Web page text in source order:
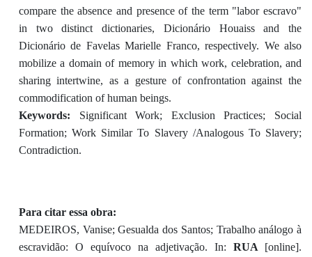
compare the absence and presence of the term "labor escravo"
in two distinct dictionaries, Dicionário Houaiss and the
Dicionário de Favelas Marielle Franco, respectively. We also
mobilize a domain of memory in which work, celebration, and
sharing intertwine, as a gesture of confrontation against the
commodification of human beings.
Keywords: Significant Work; Exclusion Practices; Social
Formation; Work Similar To Slavery /Analogous To Slavery;
Contradiction.
Para citar essa obra:
MEDEIROS, Vanise; Gesualda dos Santos; Trabalho análogo à
escravidão: O equívoco na adjetivação. In: RUA [online].